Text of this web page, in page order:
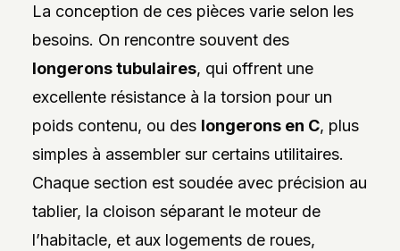
La conception de ces pièces varie selon les
besoins. On rencontre souvent des
longerons tubulaires, qui offrent une
excellente résistance à la torsion pour un
poids contenu, ou des longerons en C, plus
simples à assembler sur certains utilitaires.
Chaque section est soudée avec précision au
tablier, la cloison séparant le moteur de
l’habitacle, et aux logements de roues,